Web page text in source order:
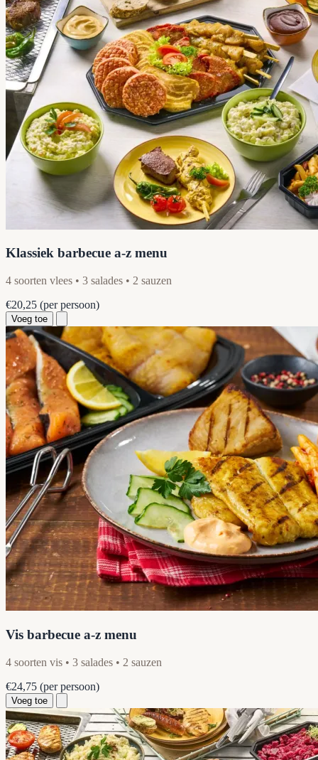
Klassiek barbecue a-z menu
4 soorten vlees • 3 salades • 2 sauzen
€20,25 (per persoon)
Voeg toe
Vis barbecue a-z menu
4 soorten vis • 3 salades • 2 sauzen
€24,75 (per persoon)
Voeg toe